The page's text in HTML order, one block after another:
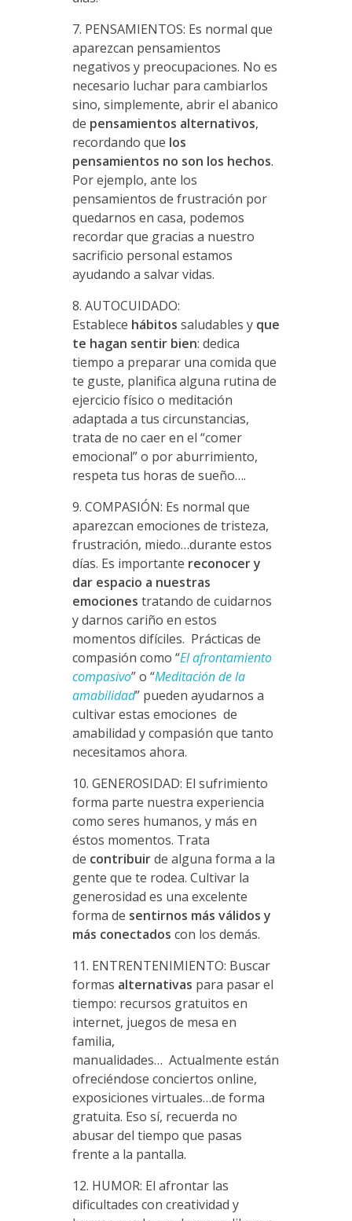
7. PENSAMIENTOS: Es normal que
aparezcan pensamientos
negativos y preocupaciones. No es
necesario luchar para cambiarlos
sino, simplemente, abrir el abanico
de pensamientos alternativos,
recordando que los
pensamientos no son los hechos.
Por ejemplo, ante los
pensamientos de frustración por
quedarnos en casa, podemos
recordar que gracias a nuestro
sacrificio personal estamos
ayudando a salvar vidas.
8. AUTOCUIDADO:
Establece hábitos saludables y que
te hagan sentir bien: dedica
tiempo a preparar una comida que
te guste, planifica alguna rutina de
ejercicio físico o meditación
adaptada a tus circunstancias,
trata de no caer en el “comer
emocional” o por aburrimiento,
respeta tus horas de sueño….
9. COMPASIÓN: Es normal que
aparezcan emociones de tristeza,
frustración, miedo…durante estos
días. Es importante reconocer y
dar espacio a nuestras
emociones tratando de cuidarnos
y darnos cariño en estos
momentos difíciles. Prácticas de
compasión como “El afrontamiento
compasivo” o “Meditación de la
amabilidad” pueden ayudarnos a
cultivar estas emociones de
amabilidad y compasión que tanto
necesitamos ahora.
10. GENEROSIDAD: El sufrimiento
forma parte nuestra experiencia
como seres humanos, y más en
éstos momentos. Trata
de contribuirde alguna forma a la
gente que te rodea. Cultivar la
generosidad es una excelente
forma de sentirnos más válidos y
más conectados con los demás.
11. ENTRENTENIMIENTO: Buscar
formas alternativas para pasar el
tiempo: recursos gratuitos en
internet, juegos de mesa en
familia,
manualidades… Actualmente están
ofreciéndose conciertos online,
exposiciones virtuales…de forma
gratuita. Eso sí, recuerda no
abusar del tiempo que pasas
frente a la pantalla.
12. HUMOR: El afrontar las
dificultades con creatividad y